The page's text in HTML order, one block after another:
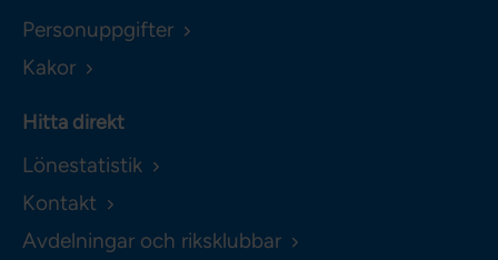
Personuppgifter
Kakor
Hitta direkt
Lönestatistik
Kontakt
Avdelningar och riksklubbar